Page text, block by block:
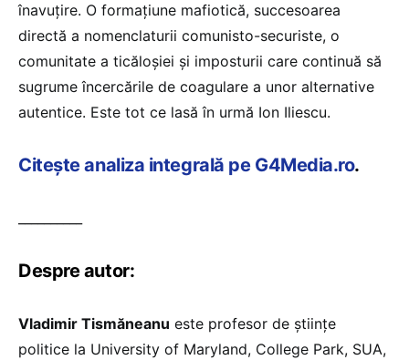
înavuțire. O formațiune mafiotică, succesoarea
directă a nomenclaturii comunisto-securiste, o
comunitate a ticăloșiei și imposturii care continuă să
sugrume încercările de coagulare a unor alternative
autentice. Este tot ce lasă în urmă Ion Iliescu.
Citește analiza integrală pe G4Media.ro.
Despre autor:
Vladimir Tismăneanu este profesor de științe
politice la University of Maryland, College Park, SUA,